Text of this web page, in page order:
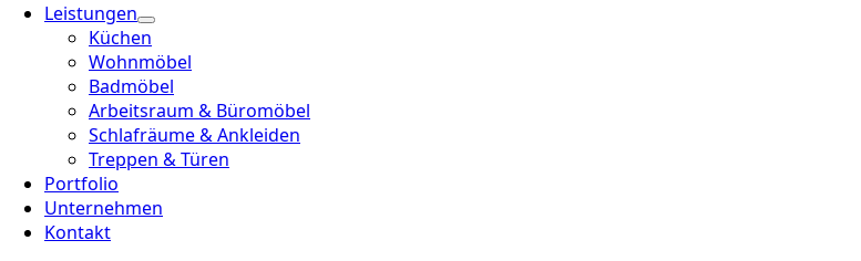
Leistungen
Küchen
Wohnmöbel
Badmöbel
Arbeitsraum & Büromöbel
Schlafräume & Ankleiden
Treppen & Türen
Portfolio
Unternehmen
Kontakt